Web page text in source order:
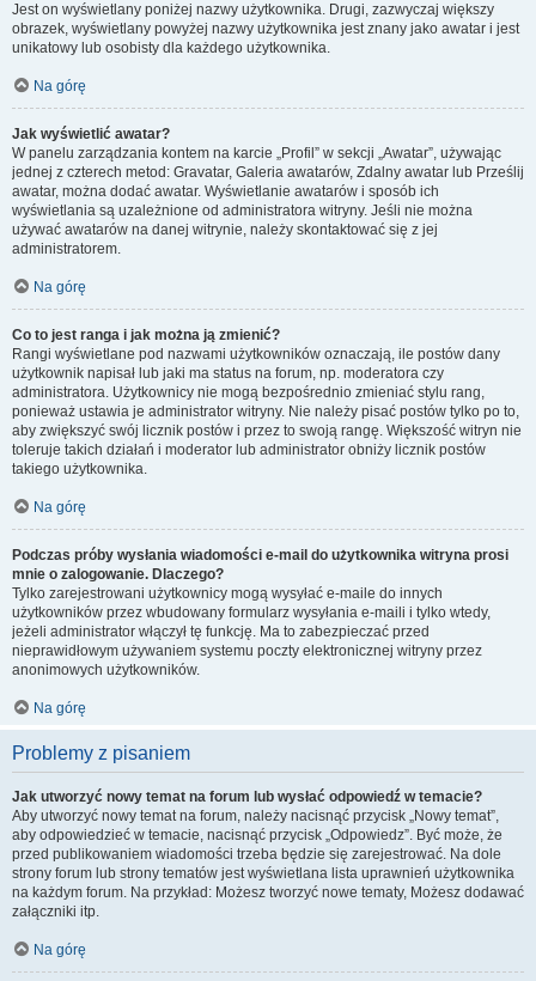
Jest on wyświetlany poniżej nazwy użytkownika. Drugi, zazwyczaj większy
obrazek, wyświetlany powyżej nazwy użytkownika jest znany jako awatar i jest
unikatowy lub osobisty dla każdego użytkownika.
Na górę
Jak wyświetlić awatar?
W panelu zarządzania kontem na karcie „Profil” w sekcji „Awatar”, używając
jednej z czterech metod: Gravatar, Galeria awatarów, Zdalny awatar lub Prześlij
awatar, można dodać awatar. Wyświetlanie awatarów i sposób ich
wyświetlania są uzależnione od administratora witryny. Jeśli nie można
używać awatarów na danej witrynie, należy skontaktować się z jej
administratorem.
Na górę
Co to jest ranga i jak można ją zmienić?
Rangi wyświetlane pod nazwami użytkowników oznaczają, ile postów dany
użytkownik napisał lub jaki ma status na forum, np. moderatora czy
administratora. Użytkownicy nie mogą bezpośrednio zmieniać stylu rang,
ponieważ ustawia je administrator witryny. Nie należy pisać postów tylko po to,
aby zwiększyć swój licznik postów i przez to swoją rangę. Większość witryn nie
toleruje takich działań i moderator lub administrator obniży licznik postów
takiego użytkownika.
Na górę
Podczas próby wysłania wiadomości e-mail do użytkownika witryna prosi
mnie o zalogowanie. Dlaczego?
Tylko zarejestrowani użytkownicy mogą wysyłać e-maile do innych
użytkowników przez wbudowany formularz wysyłania e-maili i tylko wtedy,
jeżeli administrator włączył tę funkcję. Ma to zabezpieczać przed
nieprawidłowym używaniem systemu poczty elektronicznej witryny przez
anonimowych użytkowników.
Na górę
Problemy z pisaniem
Jak utworzyć nowy temat na forum lub wysłać odpowiedź w temacie?
Aby utworzyć nowy temat na forum, należy nacisnąć przycisk „Nowy temat”,
aby odpowiedzieć w temacie, nacisnąć przycisk „Odpowiedz”. Być może, że
przed publikowaniem wiadomości trzeba będzie się zarejestrować. Na dole
strony forum lub strony tematów jest wyświetlana lista uprawnień użytkownika
na każdym forum. Na przykład: Możesz tworzyć nowe tematy, Możesz dodawać
załączniki itp.
Na górę